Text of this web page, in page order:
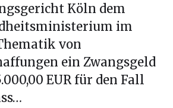
Köln dem
im
von
ein Zwangsgeld
EUR für den Fall